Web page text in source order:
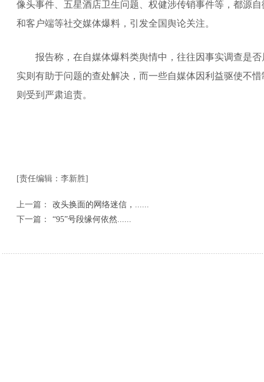
像头事件、五星酒店卫生问题、权健涉传销事件等，都源
和客户端等社交媒体爆料，引发全国舆论关注。
报告称，在自媒体爆料类舆情中，往往因事实调查是否
实则有助于问题的查处解决，而一些自媒体因利益驱使不
则受到严肃追责。
[责任编辑：李新胜]
上一篇：
改头换面的网络迷信，......
下一篇：
“95”号段缘何依然......